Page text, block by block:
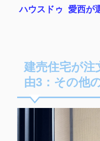
ハウスドゥ 愛西が
建売住宅が注
由3：その他